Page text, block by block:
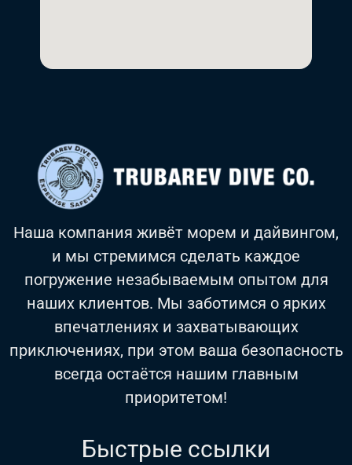
Наша компания живёт морем и дайвингом,
и мы стремимся сделать каждое
погружение незабываемым опытом для
наших клиентов. Мы заботимся о ярких
впечатлениях и захватывающих
приключениях, при этом ваша безопасность
всегда остаётся нашим главным
приоритетом!
Быстрые ссылки